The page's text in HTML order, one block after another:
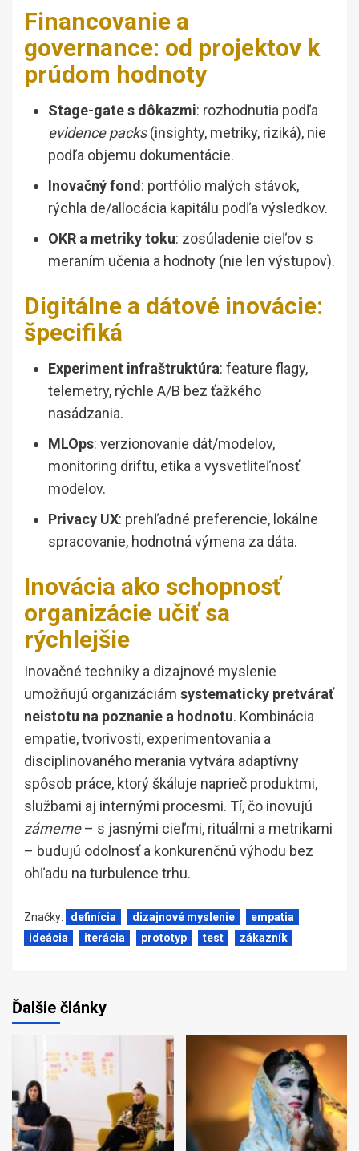
Financovanie a
governance: od projektov k
prúdom hodnoty
Stage-gate s dôkazmi: rozhodnutia podľa
evidence packs(insighty, metriky, riziká), nie
podľa objemu dokumentácie.
Inovačný fond: portfólio malých stávok,
rýchla de/allocácia kapitálu podľa výsledkov.
OKR a metriky toku: zosúladenie cieľov s
meraním učenia a hodnoty (nie len výstupov).
Digitálne a dátové inovácie:
špecifiká
Experiment infraštruktúra: feature flagy,
telemetry, rýchle A/B bez ťažkého
nasádzania.
MLOps: verzionovanie dát/modelov,
monitoring driftu, etika a vysvetliteľnosť
modelov.
Privacy UX: prehľadné preferencie, lokálne
spracovanie, hodnotná výmena za dáta.
Inovácia ako schopnosť
organizácie učiť sa
rýchlejšie
Inovačné techniky a dizajnové myslenie
umožňujú organizáciám systematicky pretvárať
neistotu na poznanie a hodnotu. Kombinácia
empatie, tvorivosti, experimentovania a
disciplinovaného merania vytvára adaptívny
spôsob práce, ktorý škáluje naprieč produktmi,
službami aj internými procesmi. Tí, čo inovujú
zámerne– s jasnými cieľmi, rituálmi a metrikami
– budujú odolnosť a konkurenčnú výhodu bez
ohľadu na turbulence trhu.
Značky: definícia dizajnové myslenie
empatia
ideácia
iterácia prototyp test zákazník
Ďalšie články